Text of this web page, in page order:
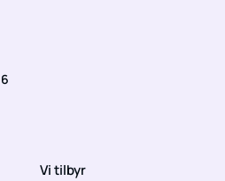
Vi tilbyr